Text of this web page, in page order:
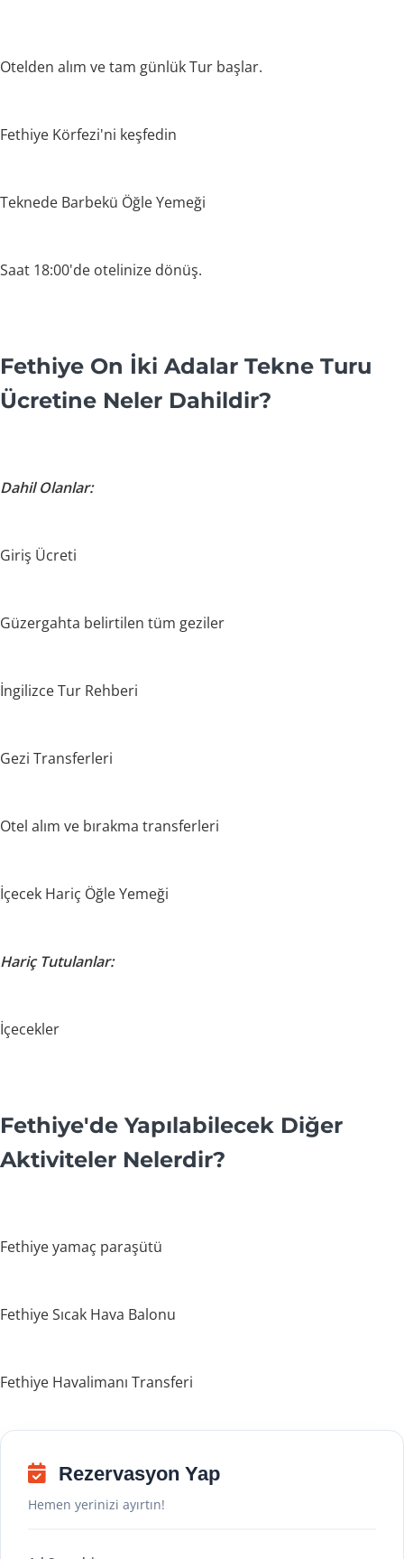
Otelden alım ve tam günlük Tur başlar.
Fethiye Körfezi'ni keşfedin
Teknede Barbekü Öğle Yemeği
Saat 18:00'de otelinize dönüş.
Fethiye On İki Adalar Tekne Turu
Ücretine Neler Dahildir?
Dahil Olanlar:
Giriş Ücreti
Güzergahta belirtilen tüm geziler
İngilizce Tur Rehberi
Gezi Transferleri
Otel alım ve bırakma transferleri
İçecek Hariç Öğle Yemeği
Hariç Tutulanlar:
İçecekler
Fethiye'de Yapılabilecek Diğer
Aktiviteler Nelerdir?
Fethiye yamaç paraşütü
Fethiye Sıcak Hava Balonu
Fethiye Havalimanı Transferi
Rezervasyon Yap
Hemen yerinizi ayırtın!